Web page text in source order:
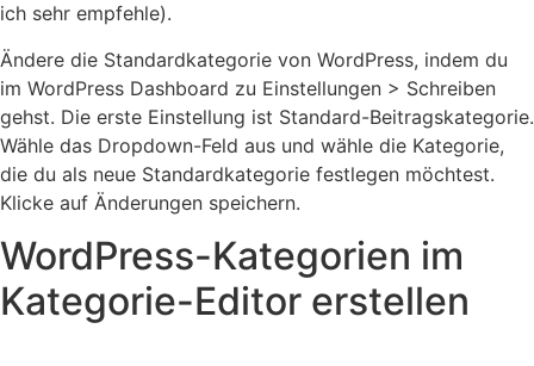
ich sehr empfehle).
Ändere die Standardkategorie von WordPress, indem du
im WordPress Dashboard zu Einstellungen > Schreiben
gehst. Die erste Einstellung ist Standard-Beitragskategorie.
Wähle das Dropdown-Feld aus und wähle die Kategorie,
die du als neue Standardkategorie festlegen möchtest.
Klicke auf Änderungen speichern.
WordPress-Kategorien im
Kategorie-Editor erstellen